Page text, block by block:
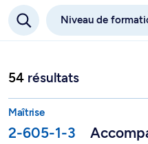
Niveau de
54 résultats
Maîtrise en musique, option
Maîtrise
2-605-1-3